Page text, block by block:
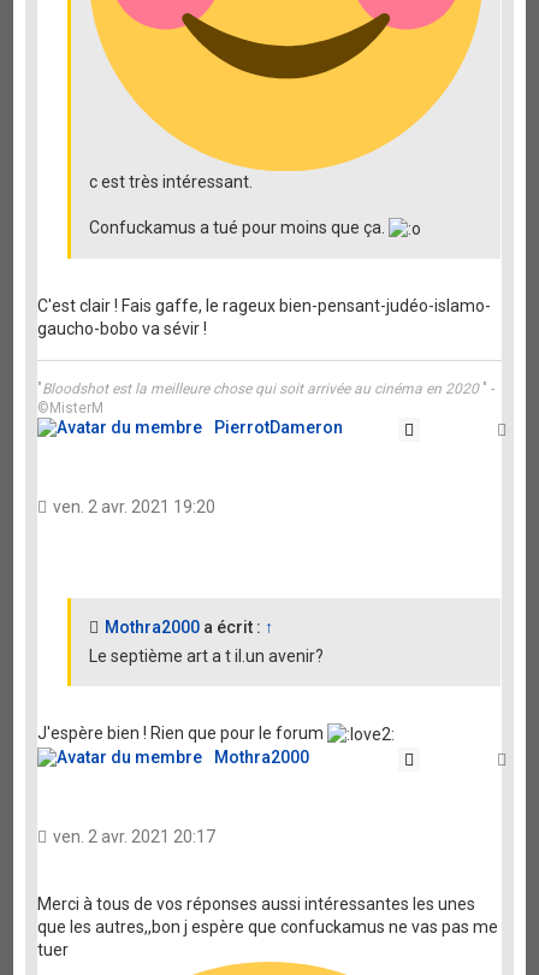
c est très intéressant.
Confuckamus a tué pour moins que ça.
C'est clair ! Fais gaffe, le rageux bien-pensant-judéo-islamo-
gaucho-bobo va sévir !
"Bloodshot est la meilleure chose qui soit arrivée au cinéma en 2020 " -
©MisterM
PierrotDameron
ven. 2 avr. 2021 19:20
Mothra2000 a écrit : ↑
Le septième art a t il.un avenir?
J'espère bien ! Rien que pour le forum
Mothra2000
ven. 2 avr. 2021 20:17
Merci à tous de vos réponses aussi intéressantes les unes
que les autres,,bon j espère que confuckamus ne vas pas me
tuer